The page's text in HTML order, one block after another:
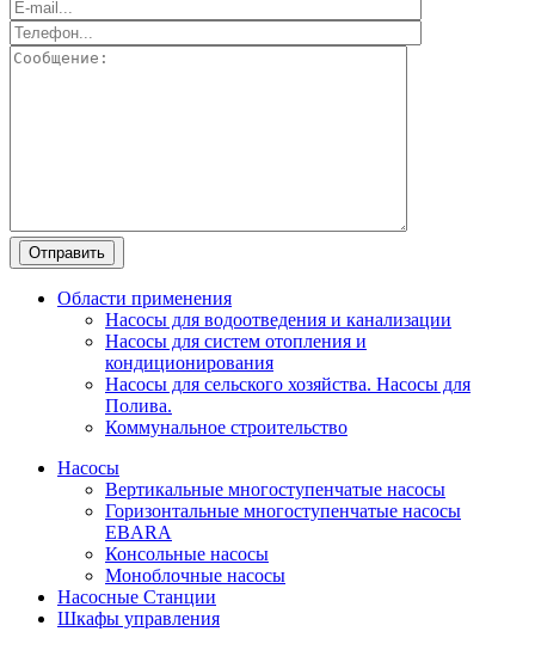
Области применения
Насосы для водоотведения и канализации
Насосы для систем отопления и
кондиционирования
Насосы для сельского хозяйства. Насосы для
Полива.
Коммунальное строительство
Насосы
Вертикальные многоступенчатые насосы
Горизонтальные многоступенчатые насосы
EBARA
Консольные насосы
Моноблочные насосы
Насосные Станции
Шкафы управления